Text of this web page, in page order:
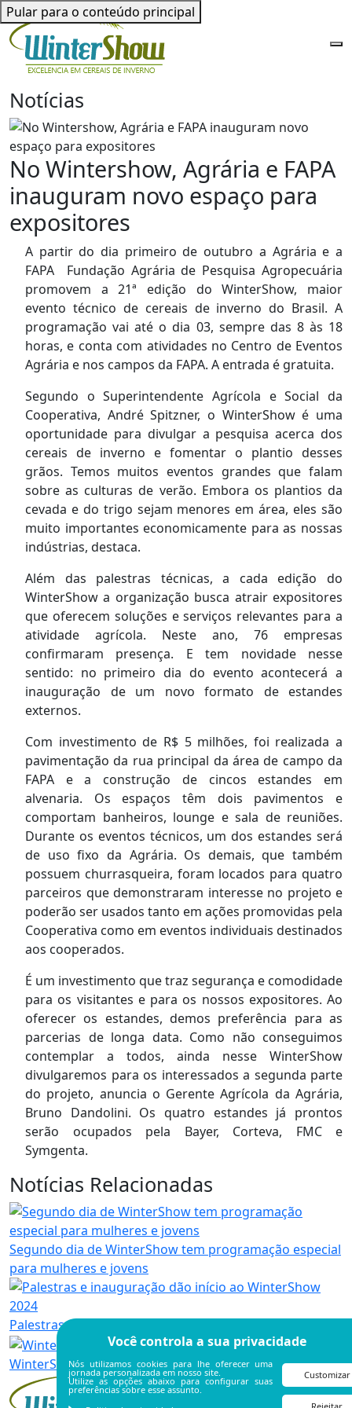
Pular para o conteúdo principal
Notícias
No Wintershow, Agrária e FAPA
inauguram novo espaço para
expositores
A partir do dia primeiro de outubro a Agrária e a
FAPA  Fundação Agrária de Pesquisa Agropecuária
promovem a 21ª edição do WinterShow, maior
evento técnico de cereais de inverno do Brasil. A
programação vai até o dia 03, sempre das 8 às 18
horas, e conta com atividades no Centro de Eventos
Agrária e nos campos da FAPA. A entrada é gratuita.
Segundo o Superintendente Agrícola e Social da
Cooperativa, André Spitzner, o WinterShow é uma
oportunidade para divulgar a pesquisa acerca dos
cereais de inverno e fomentar o plantio desses
grãos. Temos muitos eventos grandes que falam
sobre as culturas de verão. Embora os plantios da
cevada e do trigo sejam menores em área, eles são
muito importantes economicamente para as nossas
indústrias, destaca.
Além das palestras técnicas, a cada edição do
WinterShow a organização busca atrair expositores
que oferecem soluções e serviços relevantes para a
atividade agrícola. Neste ano, 76 empresas
confirmaram presença. E tem novidade nesse
sentido: no primeiro dia do evento acontecerá a
inauguração de um novo formato de estandes
externos.
Com investimento de R$ 5 milhões, foi realizada a
pavimentação da rua principal da área de campo da
FAPA e a construção de cincos estandes em
alvenaria. Os espaços têm dois pavimentos e
comportam banheiros, lounge e sala de reuniões.
Durante os eventos técnicos, um dos estandes será
de uso fixo da Agrária. Os demais, que também
possuem churrasqueira, foram locados para quatro
parceiros que demonstraram interesse no projeto e
poderão ser usados tanto em ações promovidas pela
Cooperativa como em eventos individuais destinados
aos cooperados.
É um investimento que traz segurança e comodidade
para os visitantes e para os nossos expositores. Ao
oferecer os estandes, demos preferência para as
parcerias de longa data. Como não conseguimos
contemplar a todos, ainda nesse WinterShow
divulgaremos para os interessados a segunda parte
do projeto, anuncia o Gerente Agrícola da Agrária,
Bruno Dandolini. Os quatro estandes já prontos
serão ocupados pela Bayer, Corteva, FMC e
Symgenta.
Notícias Relacionadas
Segundo dia de WinterShow tem programação especial
para mulheres e jovens
Palestras e inauguração dão início ao WinterShow 2024
WinterShow Promove Workshop de Pizzas e Calzones
Você controla a sua privacidade
Nós utilizamos cookies para lhe oferecer uma
jornada personalizada em nosso site.
Utilize as opções abaixo para configurar suas
preferências sobre esse assunto.
Customizar